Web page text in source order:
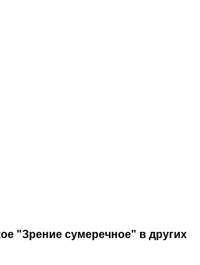
"Зрение сумеречное" в других